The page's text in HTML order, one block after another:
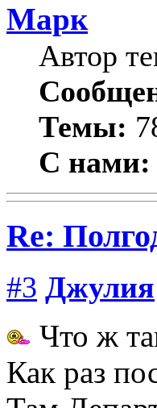
Марк
Автор
Темы:
С нами:
Re:
#3 Джулия
Что ж
Как раз